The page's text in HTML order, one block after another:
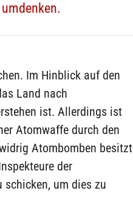
Im Hinblick auf den
Land nach
ist. Allerdings ist
Atomwaffe durch den
Atombomben besitzt
der
um dies zu